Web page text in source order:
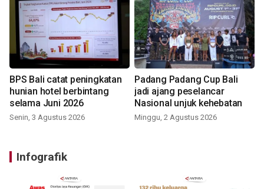
BPS Bali catat peningkatan
hunian hotel berbintang
selama Juni 2026
Senin, 3 Agustus 2026
Padang Padang Cup Bali
jadi ajang peselancar
Nasional unjuk kehebatan
Minggu, 2 Agustus 2026
Infografik